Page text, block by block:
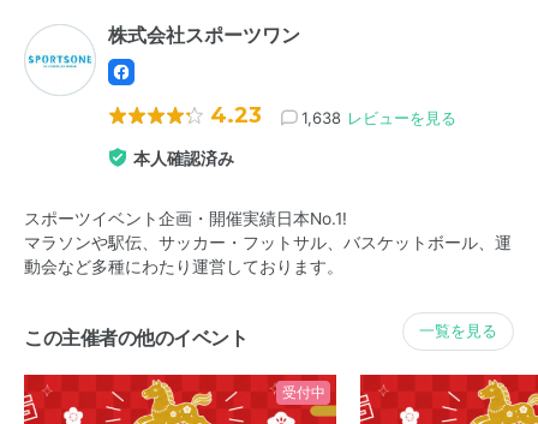
株式会社スポーツワン
4.23 1,638 レビューを見る
本人確認済み
スポーツイベント企画・開催実績日本No.1!
マラソンや駅伝、サッカー・フットサル、バスケットボール、運
動会など多種にわたり運営しております。
この主催者の他のイベント 一覧を見る
受付中